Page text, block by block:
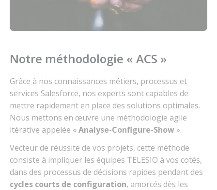
Notre méthodologie « ACS »
Grâce à nos connaissances métiers, processus et
services Salesforce, nos experts sont capables de
mettre rapidement en place des solutions optimales.
Nous mettons en œuvre une méthodologie agile
itérative appelée «Analyse-Configure-Show».
Vecteur de réussite de vos projets, cette méthode
consiste à impliquer les équipes TELESIO à vos cotés,
dans des processus de décisions rapides pendant des
cycles courts de configuration, amorcés dès les